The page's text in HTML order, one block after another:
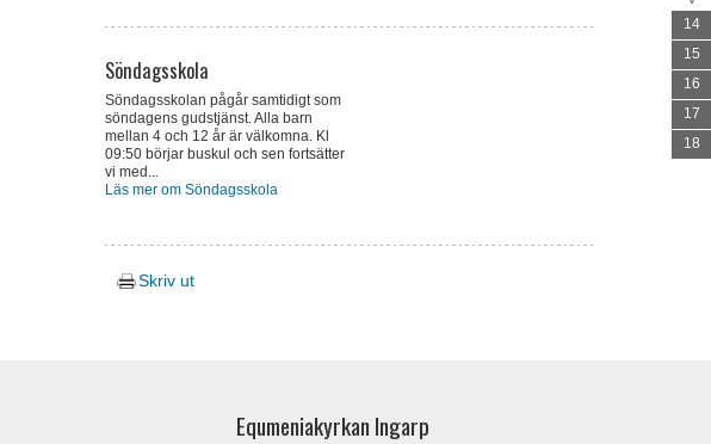
Söndagsskola
Söndagsskolan pågår samtidigt som
söndagens gudstjänst. Alla barn
mellan 4 och 12 år är välkomna. Kl
09:50 börjar buskul och sen fortsätter
vi med...
Läs mer om Söndagsskola
Skriv ut
14
15
16
17
18
Equmeniakyrkan Ingarp